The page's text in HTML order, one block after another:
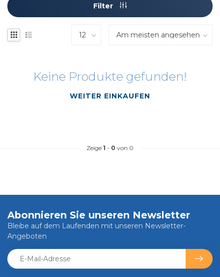
Filter
Keine Produkte gefunden!
WEITER EINKAUFEN
Zeige 1 - 0 von 0
Abonnieren Sie unseren Newsletter
Bleibe auf dem Laufenden mit unseren Newsletter-
Angeboten